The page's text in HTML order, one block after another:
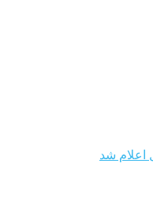
اعلام شد